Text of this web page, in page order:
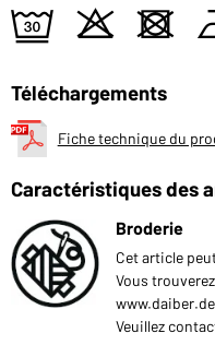
e o d
Téléchargements
Fiche technique du
Caractéristiques des
Broderie
Cet article
Vous
Veuillez